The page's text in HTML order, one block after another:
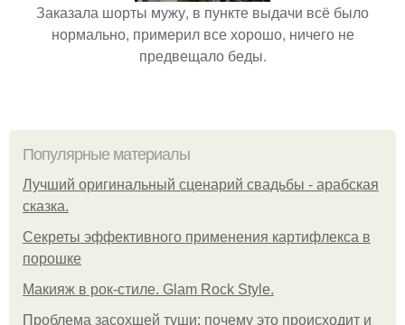
Заказала шорты мужу, в пункте выдачи всё было
нормально, примерил все хорошо, ничего не
предвещало беды.
Популярные материалы
Лучший оригинальный сценарий свадьбы - арабская
сказка.
Секреты эффективного применения картифлекса в
порошке
Макияж в рок-стиле. Glam Rock Style.
Проблема засохшей туши: почему это происходит и